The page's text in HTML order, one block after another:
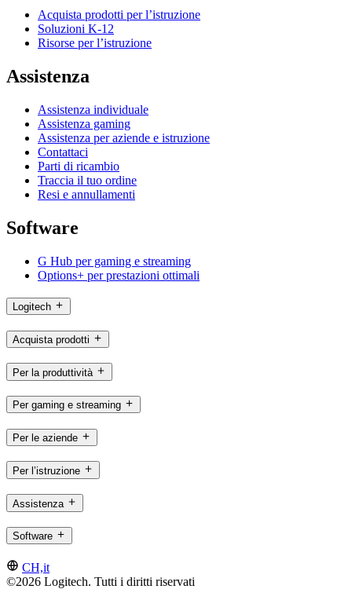
Acquista prodotti per l’istruzione
Soluzioni K-12
Risorse per l’istruzione
Assistenza
Assistenza individuale
Assistenza gaming
Assistenza per aziende e istruzione
Contattaci
Parti di ricambio
Traccia il tuo ordine
Resi e annullamenti
Software
G Hub per gaming e streaming
Options+ per prestazioni ottimali
Logitech
Acquista prodotti
Per la produttività
Per gaming e streaming
Per le aziende
Per l’istruzione
Assistenza
Software
CH,it
©2026 Logitech. Tutti i diritti riservati